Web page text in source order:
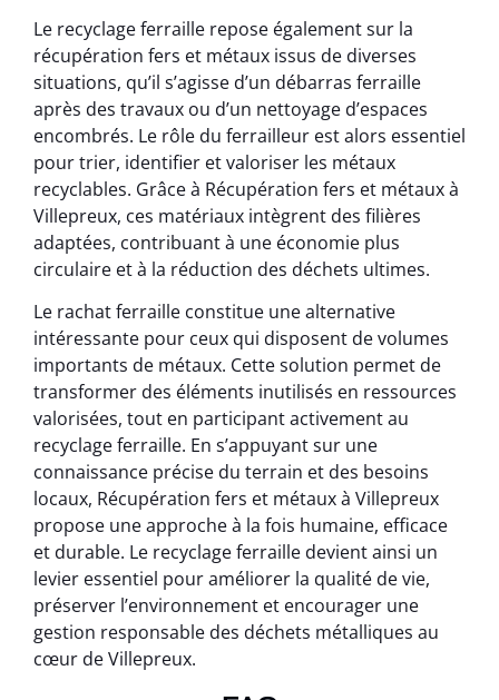
Le recyclage ferraille repose également sur la
récupération fers et métaux issus de diverses
situations, qu’il s’agisse d’un débarras ferraille
après des travaux ou d’un nettoyage d’espaces
encombrés. Le rôle du ferrailleur est alors essentiel
pour trier, identifier et valoriser les métaux
recyclables. Grâce à Récupération fers et métaux à
Villepreux, ces matériaux intègrent des filières
adaptées, contribuant à une économie plus
circulaire et à la réduction des déchets ultimes.
Le rachat ferraille constitue une alternative
intéressante pour ceux qui disposent de volumes
importants de métaux. Cette solution permet de
transformer des éléments inutilisés en ressources
valorisées, tout en participant activement au
recyclage ferraille. En s’appuyant sur une
connaissance précise du terrain et des besoins
locaux, Récupération fers et métaux à Villepreux
propose une approche à la fois humaine, efficace
et durable. Le recyclage ferraille devient ainsi un
levier essentiel pour améliorer la qualité de vie,
préserver l’environnement et encourager une
gestion responsable des déchets métalliques au
cœur de Villepreux.